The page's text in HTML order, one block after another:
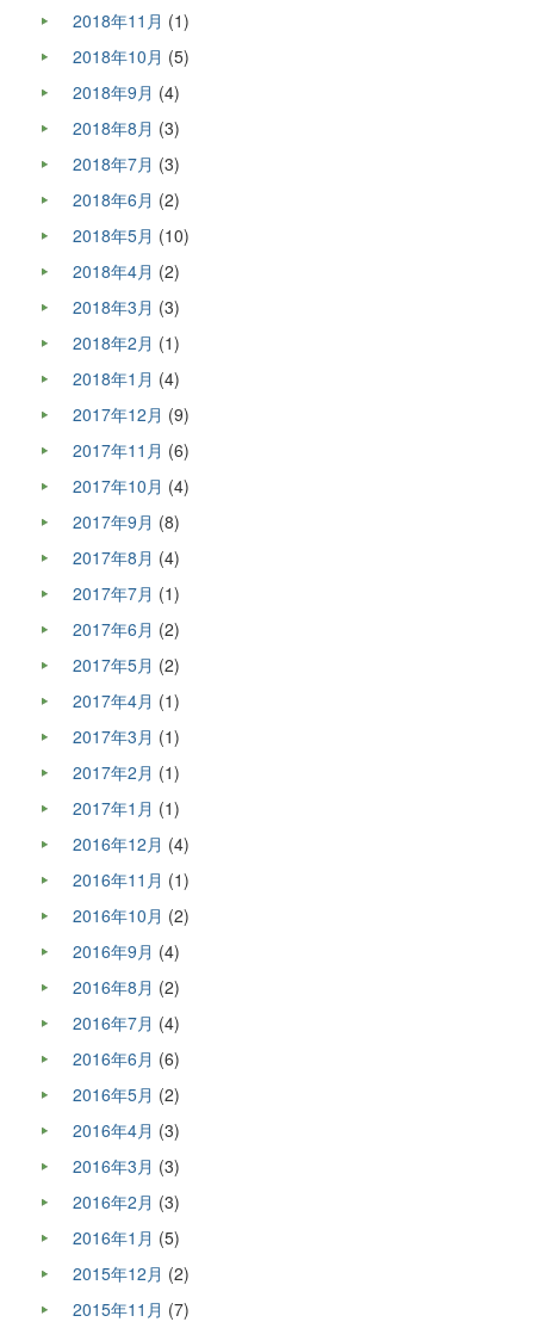
2018年11月 (1)
2018年10月 (5)
2018年9月 (4)
2018年8月 (3)
2018年7月 (3)
2018年6月 (2)
2018年5月 (10)
2018年4月 (2)
2018年3月 (3)
2018年2月 (1)
2018年1月 (4)
2017年12月 (9)
2017年11月 (6)
2017年10月 (4)
2017年9月 (8)
2017年8月 (4)
2017年7月 (1)
2017年6月 (2)
2017年5月 (2)
2017年4月 (1)
2017年3月 (1)
2017年2月 (1)
2017年1月 (1)
2016年12月 (4)
2016年11月 (1)
2016年10月 (2)
2016年9月 (4)
2016年8月 (2)
2016年7月 (4)
2016年6月 (6)
2016年5月 (2)
2016年4月 (3)
2016年3月 (3)
2016年2月 (3)
2016年1月 (5)
2015年12月 (2)
2015年11月 (7)